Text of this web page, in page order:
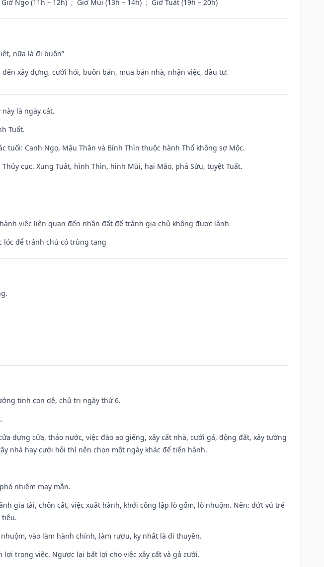
Giờ Ngọ (11h – 12h) ; Giờ Mùi (13h – 14h) ; Giờ Tuất (19h – 20h)
nữa là đi buôn”
xây dựng, cưới hỏi, buôn bán, mua bán nhà, nhận việc, đầu tư.
là ngày cát.
Tuất.
tuổi: Canh Ngọ, Mậu Thân và Bính Thìn thuộc hành Thổ không sợ Mộc.
cục. Xung Tuất, hình Thìn, hình Mùi, hại Mão, phá Sửu, tuyệt Tuất.
việc liên quan đến nhận đất để tránh gia chủ không được lành
lóc để tránh chủ có trùng tang
tinh con dê, chủ trị ngày thứ 6.
dựng cửa, tháo nước, việc đào ao giếng, xây cất nhà, cưới gả, động đất, xây tường
nhà hay cưới hỏi thì nên chọn một ngày khác để tiến hành.
nhiệm may mắn.
gia tài, chôn cất, việc xuất hành, khởi công lập lò gốm, lò nhuộm. Nên: dứt vú trẻ
tiêu.
vào làm hành chính, làm rượu, kỵ nhất là đi thuyền.
trong việc. Ngược lại bất lợi cho việc xây cất và gả cưới.